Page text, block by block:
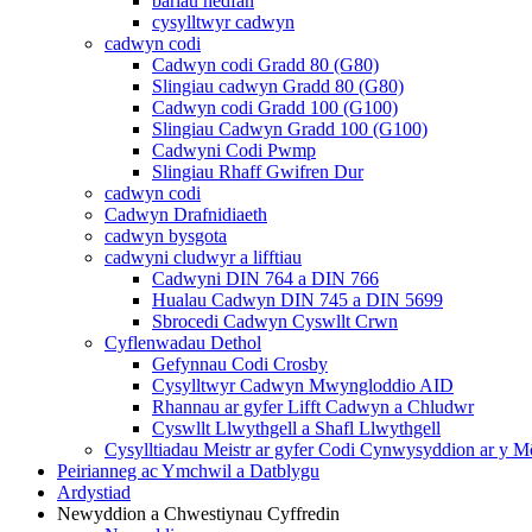
cysylltwyr cadwyn
cadwyn codi
Cadwyn codi Gradd 80 (G80)
Slingiau cadwyn Gradd 80 (G80)
Cadwyn codi Gradd 100 (G100)
Slingiau Cadwyn Gradd 100 (G100)
Cadwyni Codi Pwmp
Slingiau Rhaff Gwifren Dur
cadwyn codi
Cadwyn Drafnidiaeth
cadwyn bysgota
cadwyni cludwyr a lifftiau
Cadwyni DIN 764 a DIN 766
Hualau Cadwyn DIN 745 a DIN 5699
Sbrocedi Cadwyn Cyswllt Crwn
Cyflenwadau Dethol
Gefynnau Codi Crosby
Cysylltwyr Cadwyn Mwyngloddio AID
Rhannau ar gyfer Lifft Cadwyn a Chludwr
Cyswllt Llwythgell a Shafl Llwythgell
Cysylltiadau Meistr ar gyfer Codi Cynwysyddion ar y
Peirianneg ac Ymchwil a Datblygu
Ardystiad
Newyddion a Chwestiynau Cyffredin